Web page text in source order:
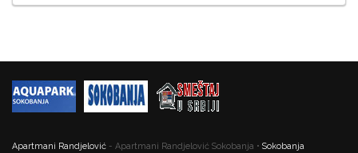
Apartmani Randjelović - Apartmani Randjelović Sokobanja • Sokobanja